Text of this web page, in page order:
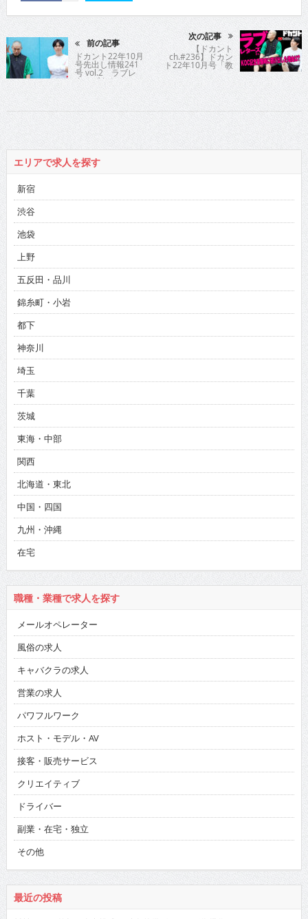
前の記事
ドカント22年10月
号先出し情報241
号 vol.2 ラブレ
ターズさん
次の記事
【ドカント
ch.#236】ドカン
ト22年10月号「教
えてパイセン！直
撃インタビュー!!」
ラブレターズさん
の動画第2弾！【ラ
ブレターズさん
2/5】
エリアで求人を探す
新宿
渋谷
池袋
上野
五反田・品川
錦糸町・小岩
都下
神奈川
埼玉
千葉
茨城
東海・中部
関西
北海道・東北
中国・四国
九州・沖縄
在宅
職種・業種で求人を探す
メールオペレーター
風俗の求人
キャバクラの求人
営業の求人
パワフルワーク
ホスト・モデル・AV
接客・販売サービス
クリエイティブ
ドライバー
副業・在宅・独立
その他
最近の投稿